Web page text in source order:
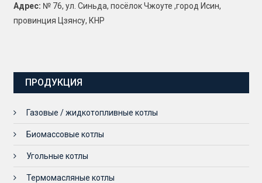
Адрес: № 76, ул. Синьда, посёлок Чжоуте ,город Исин,
провинция Цзянсу, КНР
ПРОДУКЦИЯ
Газовые / жидкотопливные котлы
Биомассовые котлы
Угольные котлы
Термомасляные котлы